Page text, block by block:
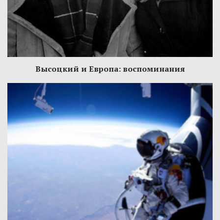
Высоцкий и Европа: воспоминания